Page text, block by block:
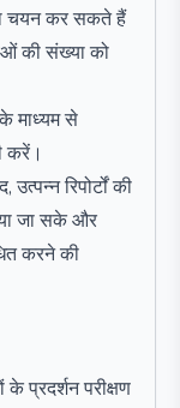
चयन कर सकते हैं
की संख्या को
के माध्यम से
करें।
रिपोर्टों की
जा सके और
करने की
प्रदर्शन परीक्षण